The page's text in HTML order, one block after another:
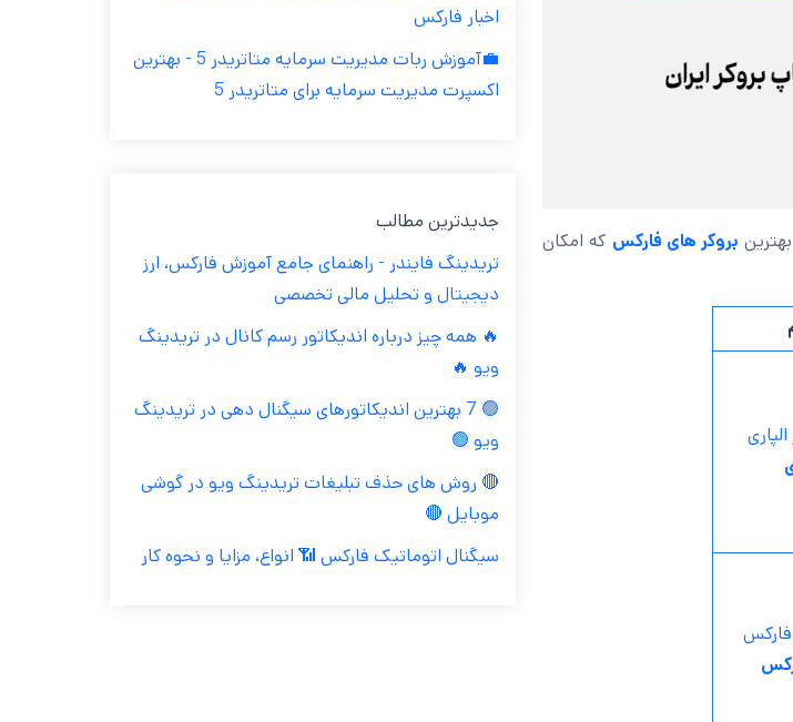
بروکر های فارکس که امکان
فارکس
اخبار فارکس
💼آموزش ربات مدیریت سرمایه متاتریدر 5 - بهترین
اکسپرت مدیریت سرمایه برای متاتریدر 5
جدیدترین مطالب
تریدینگ فایندر - راهنمای جامع آموزش فارکس، ارز
دیجیتال و تحلیل مالی تخصصی
🔥 همه چیز درباره اندیکاتور رسم کانال در تریدینگ
ویو 🔥
🟢 7 بهترین اندیکاتورهای سیگنال دهی در تریدینگ
ویو 🟢
🔴 روش های حذف تبلیغات تریدینگ ویو در گوشی
موبایل 🔴
سیگنال اتوماتیک فارکس 📶 انواع، مزایا و نحوه کار